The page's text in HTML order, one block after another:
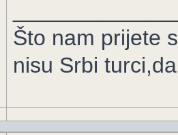
Što nam prijete
nisu Srbi